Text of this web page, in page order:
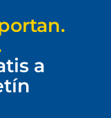
a